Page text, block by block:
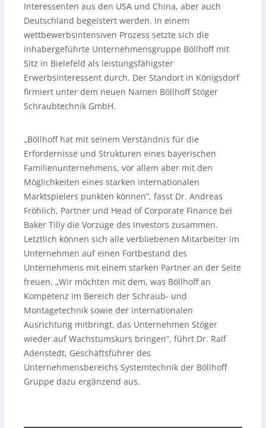
Interessenten aus den USA und China, aber auch
Deutschland begeistert werden. In einem
wettbewerbsintensiven Prozess setzte sich die
inhabergeführte Unternehmensgruppe Böllhoff mit
Sitz in Bielefeld als leistungsfähigster
Erwerbsinteressent durch. Der Standort in Königsdorf
firmiert unter dem neuen Namen Böllhoff Stöger
Schraubtechnik GmbH.
„Böllhoff hat mit seinem Verständnis für die
Erfordernisse und Strukturen eines bayerischen
Familienunternehmens, vor allem aber mit den
Möglichkeiten eines starken internationalen
Marktspielers punkten können“, fasst Dr. Andreas
Fröhlich, Partner und Head of Corporate Finance bei
Baker Tilly die Vorzüge des Investors zusammen.
Letztlich können sich alle verbliebenen Mitarbeiter im
Unternehmen auf einen Fortbestand des
Unternehmens mit einem starken Partner an der Seite
freuen. „Wir möchten mit dem, was Böllhoff an
Kompetenz im Bereich der Schraub- und
Montagetechnik sowie der internationalen
Ausrichtung mitbringt, das Unternehmen Stöger
wieder auf Wachstumskurs bringen“, führt Dr. Ralf
Adenstedt, Geschäftsführer des
Unternehmensbereichs Systemtechnik der Böllhoff
Gruppe dazu ergänzend aus.